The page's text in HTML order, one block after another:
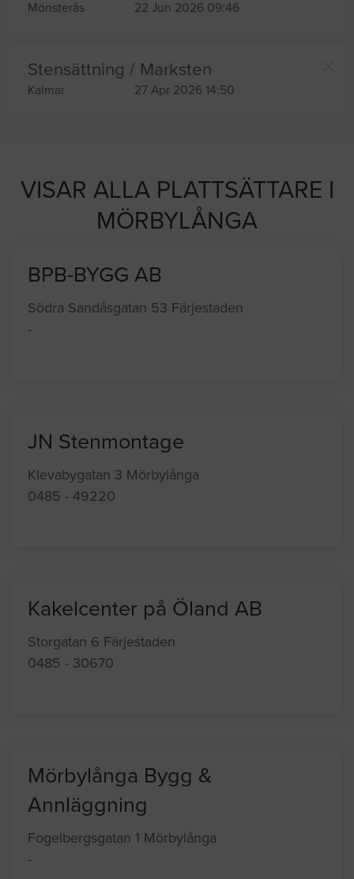
Mönsterås 22 Jun 2026 09:46
Stensättning / Marksten
Kalmar 27 Apr 2026 14:50
VISAR ALLA PLATTSÄTTARE I
MÖRBYLÅNGA
BPB-BYGG AB
Södra Sandåsgatan 53 Färjestaden
-
JN Stenmontage
Klevabygatan 3 Mörbylånga
0485 - 49220
Kakelcenter på Öland AB
Storgatan 6 Färjestaden
0485 - 30670
Mörbylånga Bygg &
Annläggning
Fogelbergsgatan 1 Mörbylånga
-